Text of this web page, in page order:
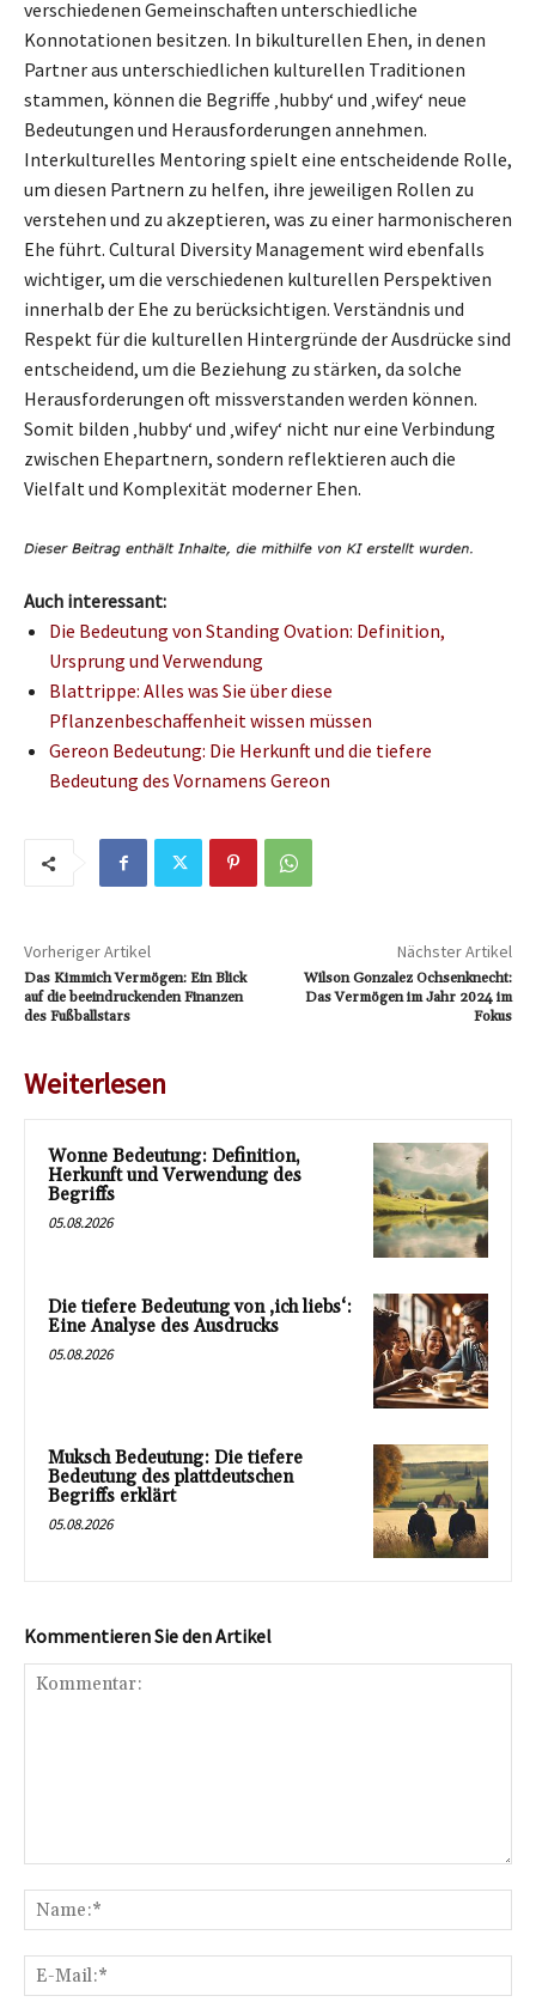
verschiedenen Gemeinschaften unterschiedliche
Konnotationen besitzen. In bikulturellen Ehen, in denen
Partner aus unterschiedlichen kulturellen Traditionen
stammen, können die Begriffe ‚hubby‘ und ‚wifey‘ neue
Bedeutungen und Herausforderungen annehmen.
Interkulturelles Mentoring spielt eine entscheidende Rolle,
um diesen Partnern zu helfen, ihre jeweiligen Rollen zu
verstehen und zu akzeptieren, was zu einer harmonischeren
Ehe führt. Cultural Diversity Management wird ebenfalls
wichtiger, um die verschiedenen kulturellen Perspektiven
innerhalb der Ehe zu berücksichtigen. Verständnis und
Respekt für die kulturellen Hintergründe der Ausdrücke sind
entscheidend, um die Beziehung zu stärken, da solche
Herausforderungen oft missverstanden werden können.
Somit bilden ‚hubby‘ und ‚wifey‘ nicht nur eine Verbindung
zwischen Ehepartnern, sondern reflektieren auch die
Vielfalt und Komplexität moderner Ehen.
Auch interessant:
Die Bedeutung von Standing Ovation: Definition,
Ursprung und Verwendung
Blattrippe: Alles was Sie über diese
Pflanzenbeschaffenheit wissen müssen
Gereon Bedeutung: Die Herkunft und die tiefere
Bedeutung des Vornamens Gereon
Vorheriger Artikel
Das Kimmich Vermögen: Ein Blick
auf die beeindruckenden Finanzen
des Fußballstars
Nächster Artikel
Wilson Gonzalez Ochsenknecht:
Das Vermögen im Jahr 2024 im
Fokus
Weiterlesen
Wonne Bedeutung: Definition,
Herkunft und Verwendung des
Begriffs
05.08.2026
Die tiefere Bedeutung von ‚ich liebs‘:
Eine Analyse des Ausdrucks
05.08.2026
Muksch Bedeutung: Die tiefere
Bedeutung des plattdeutschen
Begriffs erklärt
05.08.2026
Kommentieren Sie den Artikel